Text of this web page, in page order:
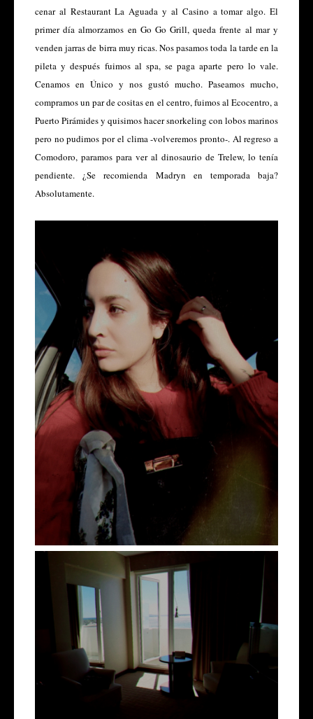
cenar al Restaurant La Aguada y al Casino a tomar algo. El
primer día almorzamos en Go Go Grill, queda frente al mar y
venden jarras de birra muy ricas. Nos pasamos toda la tarde en la
pileta y después fuimos al spa, se paga aparte pero lo vale.
Cenamos en Único y nos gustó mucho. Paseamos mucho,
compramos un par de cositas en el centro, fuimos al Ecocentro, a
Puerto Pirámides y quisimos hacer snorkeling con lobos marinos
pero no pudimos por el clima -volveremos pronto-. Al regreso a
Comodoro, paramos para ver al dinosaurio de Trelew, lo tenía
pendiente. ¿Se recomienda Madryn en temporada baja?
Absolutamente.